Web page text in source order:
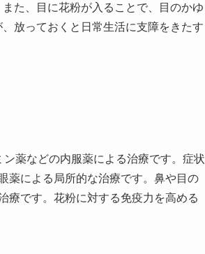
た、目に花粉が入ることで、目のかゆ
放っておくと日常生活に支障をきたす
薬などの内服薬による治療です。症状
薬による局所的な治療です。鼻や目の
療です。花粉に対する免疫力を高める